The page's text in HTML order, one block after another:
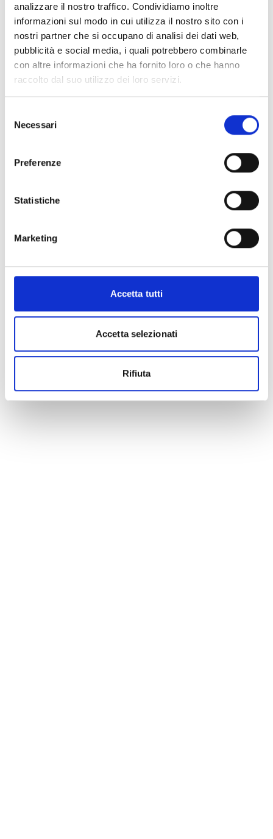
analizzare il nostro traffico. Condividiamo inoltre
informazioni sul modo in cui utilizza il nostro sito con i
nostri partner che si occupano di analisi dei dati web,
pubblicità e social media, i quali potrebbero combinarle
con altre informazioni che ha fornito loro o che hanno
raccolto dal suo utilizzo dei loro servizi.
delNecessari
Preferenze
Statistiche
Marketing
Accetta tutti
Accetta selezionati
Rifiuta